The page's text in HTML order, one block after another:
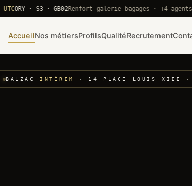
· S3 · GB02Renfort galerie bagages · +4 agents ·
AccueilNos métiersProfilsQualitéRecrutement
BALZAC INTÉRIM · 14 PLACE LOUIS XIII ·